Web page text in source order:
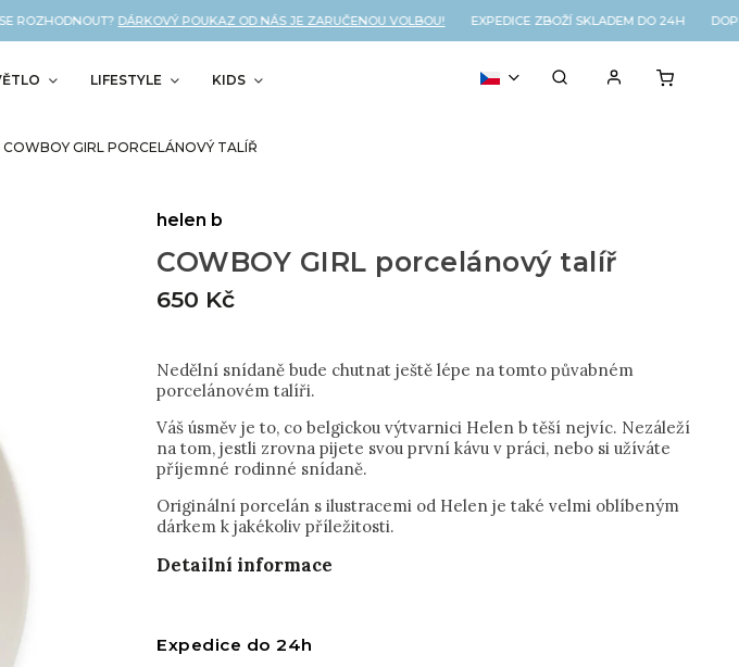
DÁRKOVÝ POUKAZ OD NÁS JE ZARUČENOU VOLBOU! EXPEDICE ZBOŽÍ SKLADEM DO 24H
LIFESTYLE KIDS
COWBOY GIRL PORCELÁNOVÝ TALÍŘ
COWBOY GIRL porcelánový talíř
650 Kč
Nedělní snídaně bude chutnat ještě lépe na tomto půvabném
porcelánovém talíři.
Váš úsměv je to, co belgickou výtvarnici Helen b těší nejvíc. Nezáleží
na tom, jestli zrovna pijete svou první kávu v práci, nebo si užíváte
příjemné rodinné snídaně.
Originální porcelán s ilustracemi od Helen je také velmi oblíbeným
dárkem k jakékoliv příležitosti.
Detailní informace
helen b
Expedice do 24h